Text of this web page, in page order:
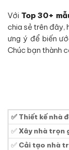
Với Top 30+
chia sẻ trên đây,
ưng ý để biến
Chúc bạn thành
✅ Thiết kế nhà
✅ Xây nhà trọn
✅ Cải tạo nhà